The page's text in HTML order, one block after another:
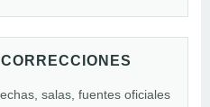
salas, fuentes oficiales